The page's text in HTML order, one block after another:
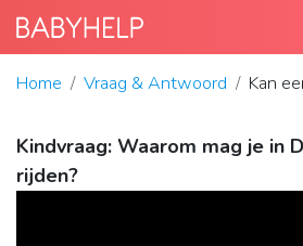
Home Vraag & Antwoord Kan
Kindvraag: Waarom mag je in
rijden?